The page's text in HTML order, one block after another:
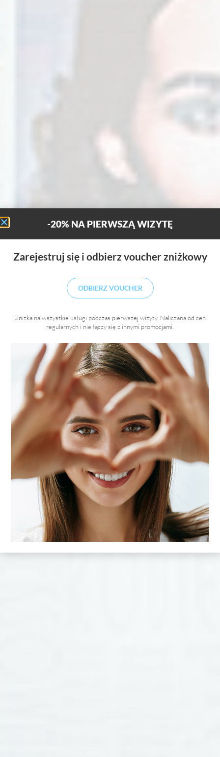
-20% NA PIERWSZĄ WIZYTĘ
Zarejestruj się i odbierz voucher zniżkowy
ODBIERZ VOUCHER
Zniżka na wszystkie usługi podczas pierwszej wizyty. Naliczana od cen
regularnych i nie łączy się z innymi promocjami.